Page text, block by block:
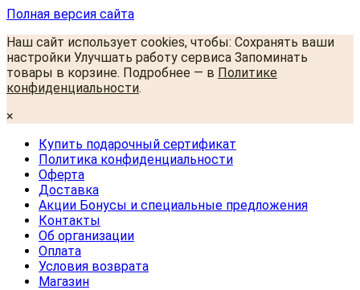
Полная версия сайта
Наш сайт использует cookies, чтобы: Сохранять ваши
настройки Улучшать работу сервиса Запоминать
товары в корзине. Подробнее — в Политике
конфиденциальности.
×
Купить подарочный сертификат
Политика конфиденциальности
Оферта
Доставка
Акции Бонусы и специальные предложения
Контакты
Об организации
Оплата
Условия возврата
Магазин